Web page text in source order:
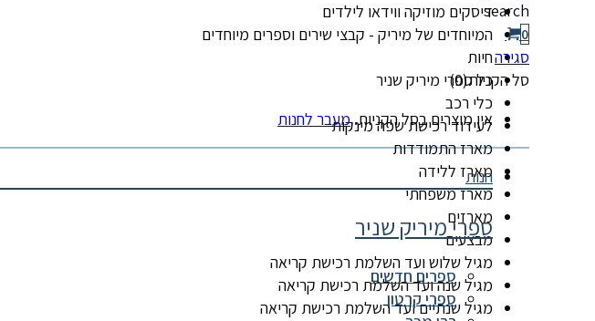
דיסקים מוזיקה ווידאו לילדים
המיוחדים של מיריק - קבצי שירים וספרים מיוחדים
חיות
כל ספרי מיריק שניר
כלי רכב
לעידוד רכישת שפה מינקות
מארז התמודדות
מארז ללידה
מארז משפחתי
מארזים
מבצעים
מגיל שלוש ועד השלמת רכישת קריאה
מגיל שנה ועד השלמת רכישת קריאה
מגיל שנתיים ועד השלמת רכישת קריאה
search
0
סגירה
סל הקניות(0)
אין מוצרים בסל הקניות. מעבר לחנות
חנות
ספרי מיריק שניר
ספרים חדשים
ספרי קרטון